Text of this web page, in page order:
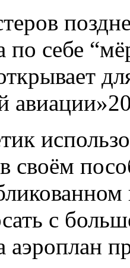
по себе
своём
с
аэроплан